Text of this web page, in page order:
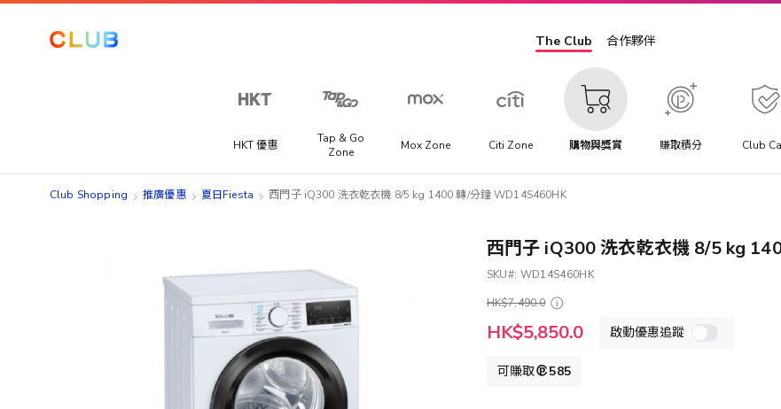
The Club 合作夥伴
HKT 優惠
Tap & Go
Zone
Mox Zone Citi Zone 購物與獎賞 賺取積分 Club
Club Shopping 推廣優惠 夏日Fiesta 西門子 iQ300 洗衣乾衣機 8/5 kg 1400 轉/分鐘 WD14S460HK
西門子 iQ300 洗衣乾衣機 8/5 kg
SKU
WD14S460HK
HK$7,490.0
特
殊
HK$5,850.0 啟動優惠追蹤
可賺取 585